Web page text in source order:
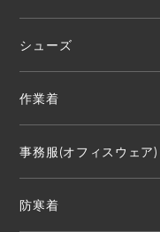
シューズ
作業着
事務服(オフィスウェア)
防寒着